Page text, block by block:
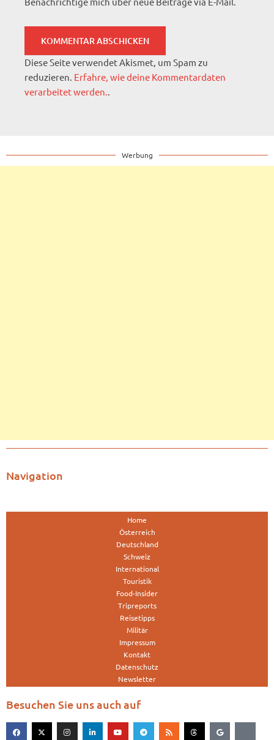
Diese Seite verwendet Akismet, um Spam zu
reduzieren. Erfahre, wie deine Kommentardaten
verarbeitet werden..
Werbung
Navigation
Home
Österreich
Deutschland
Schweiz
International
Touristik
Food-Insider
Tripreports
Reisetipps
Militär
Impressum
Kontakt
Datenschutz
Newsletter
Besuchen Sie uns auch auf